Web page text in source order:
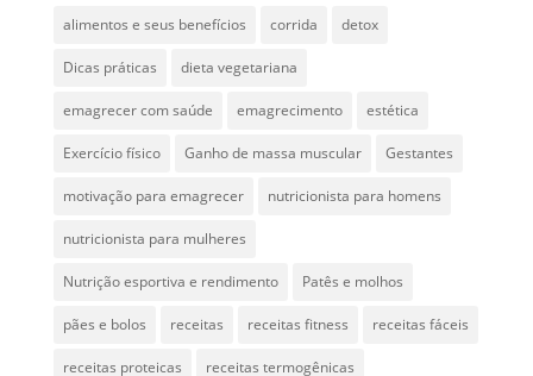
alimentos e seus benefícios corrida detox
Dicas práticas dieta vegetariana
emagrecer com saúde emagrecimento estética
Exercício físico Ganho de massa muscular Gestantes
motivação para emagrecer nutricionista para homens
nutricionista para mulheres
Nutrição esportiva e rendimento Patês e molhos
pães e bolos receitas receitas fitness receitas fáceis
receitas proteicas receitas termogênicas